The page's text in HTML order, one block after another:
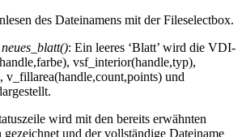
des Dateinamens mit der Fileselectbox.
neues_blatt(): Ein leeres ‘Blatt’ wird die VDI-
vsf_interior(handle,typ),
v_fillarea(handle,count,points) und
wird mit den bereits erwähnten
und der vollständige Dateiname